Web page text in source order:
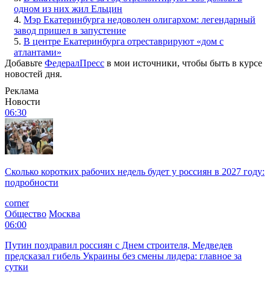
одном из них жил Ельцин
4. Мэр Екатеринбурга недоволен олигархом: легендарный
завод пришел в запустение
5. В центре Екатеринбурга отреставрируют «дом с
атлантами»
Добавьте ФедералПресс в мои источники, чтобы быть в курсе
новостей дня.
Реклама
Новости
06:30
Сколько коротких рабочих недель будет у россиян в 2027 году:
подробности
corner
Общество Москва
06:00
Путин поздравил россиян с Днем строителя, Медведев
предсказал гибель Украины без смены лидера: главное за
сутки